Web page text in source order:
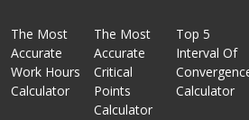
The Most
Accurate
Work Hours
Calculator
The Most
Accurate
Critical
Points
Calculator
Top 5
Interval Of
Calculator